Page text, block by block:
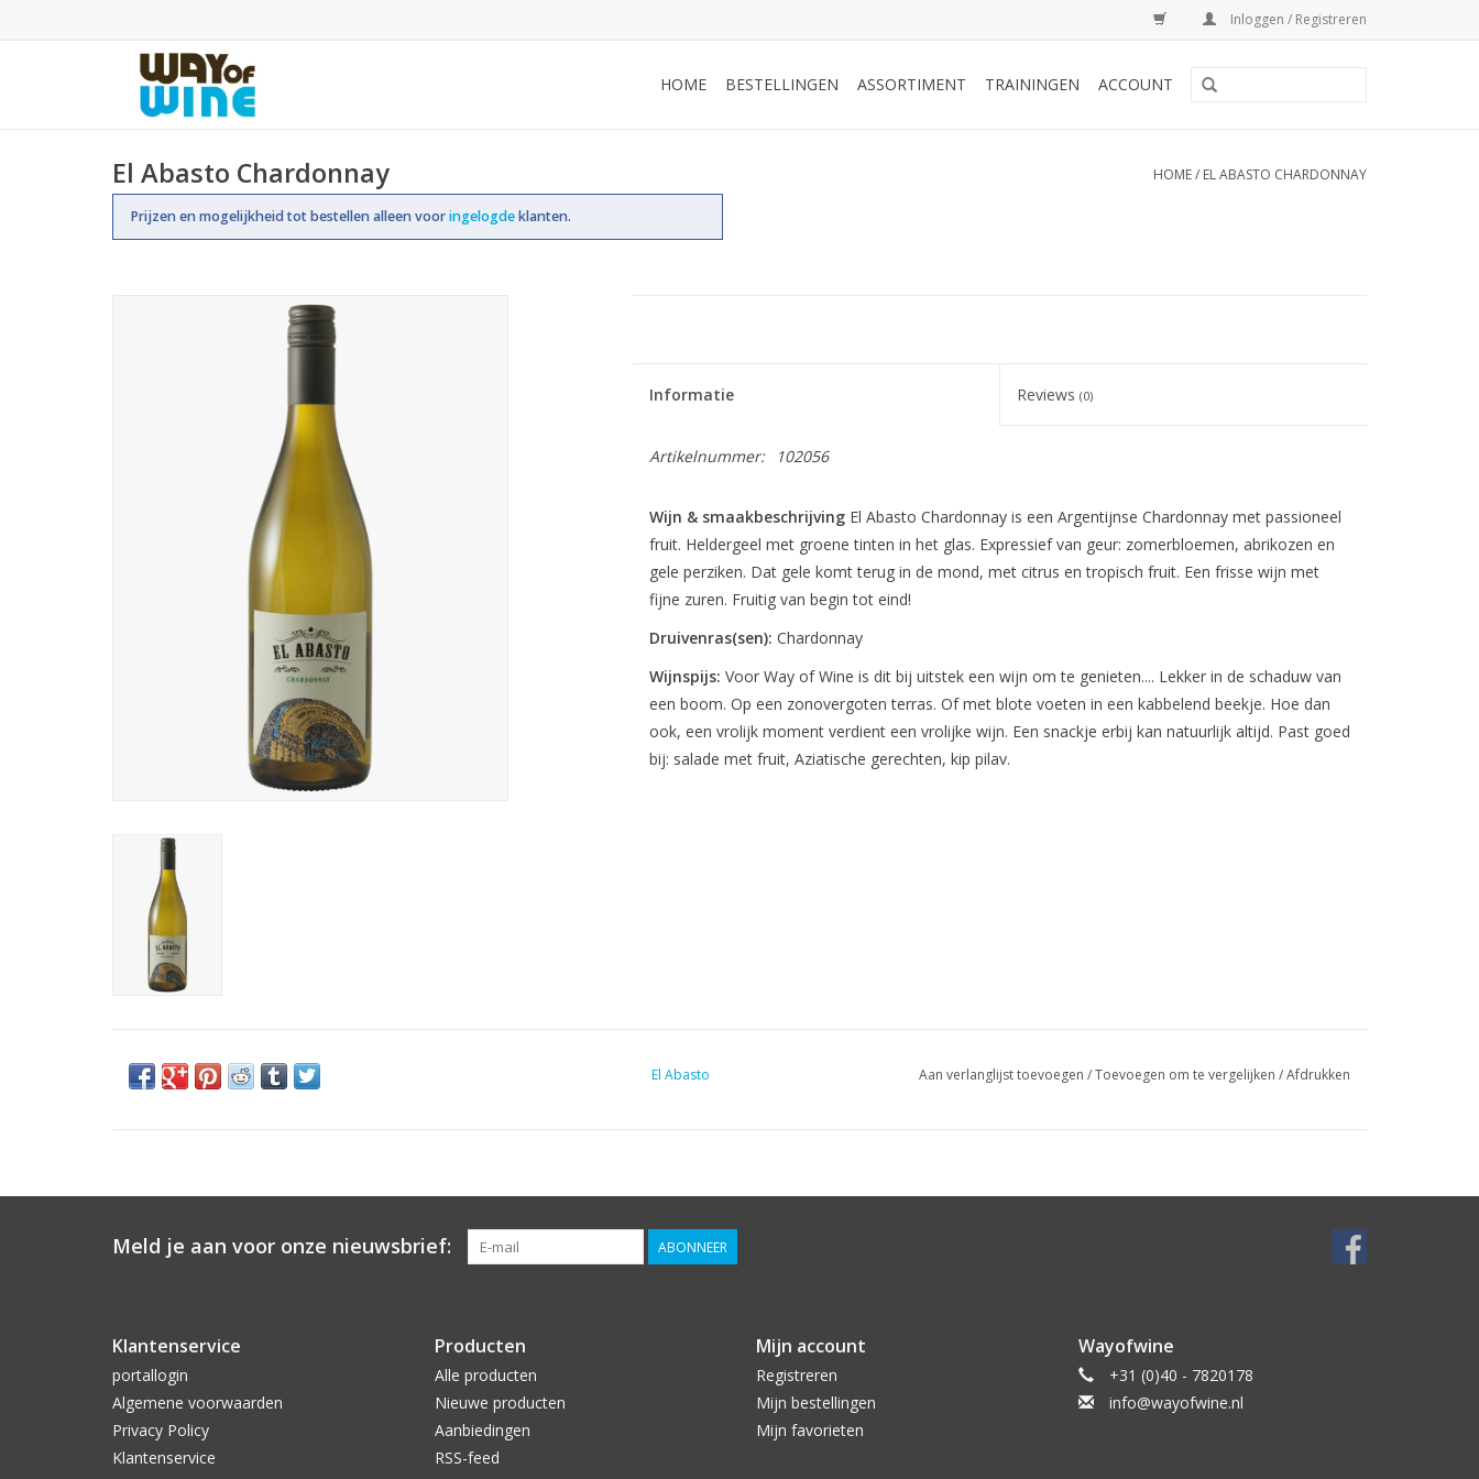
Inloggen / Registreren
HOME BESTELLINGEN ASSORTIMENT TRAININGEN ACCOUNT
El Abasto Chardonnay
Prijzen en mogelijkheid tot bestellen alleen vooringelogdeklanten.
HOME/ EL ABASTO CHARDONNAY
Informatie Reviews(0)
Artikelnummer: 102056
Wijn & smaakbeschrijvingEl Abasto Chardonnay is een Argentijnse Chardonnay met passioneel
fruit. Heldergeel met groene tinten in het glas. Expressief van geur: zomerbloemen, abrikozen en
gele perziken. Dat gele komt terug in de mond, met citrus en tropisch fruit. Een frisse wijn met
fijne zuren. Fruitig van begin tot eind!
Druivenras(sen): Chardonnay
Wijnspijs: Voor Way of Wine is dit bij uitstek een wijn om te genieten.... Lekker in de schaduw van
een boom. Op een zonovergoten terras. Of met blote voeten in een kabbelend beekje. Hoe dan
ook, een vrolijk moment verdient een vrolijke wijn. Een snackje erbij kan natuurlijk altijd. Past goed
bij: salade met fruit, Aziatische gerechten, kip pilav.
El Abasto Aan verlanglijst toevoegen /Toevoegen om te vergelijken /Afdrukken
Meld je aan voor onze nieuwsbrief: ABONNEER
Klantenservice
portallogin
Algemene voorwaarden
Privacy Policy
Klantenservice
Producten
Alle producten
Nieuwe producten
Aanbiedingen
RSS-feed
Mijn account
Registreren
Mijn bestellingen
Mijn favorieten
Wayofwine
+31 (0)40 - 7820178
info@wayofwine.nl